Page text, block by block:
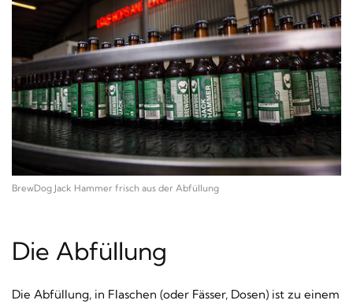
BrewDog Jack Hammer frisch aus der Abfüllung
Die Abfüllung
Die Abfüllung, in Flaschen (oder Fässer, Dosen) ist zu einem